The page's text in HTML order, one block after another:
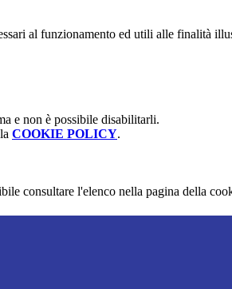
al funzionamento ed utili alle finalità
e non è possibile disabilitarli.
COOKIE POLICY.
consultare l'elenco nella pagina della